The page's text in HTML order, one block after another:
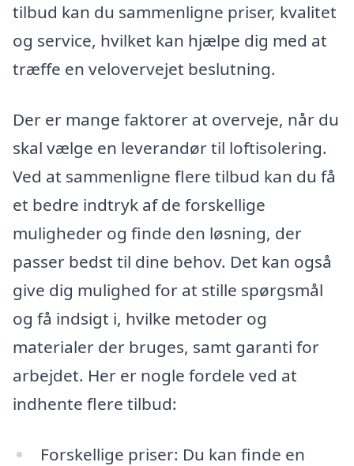
tilbud kan du sammenligne priser, kvalitet
og service, hvilket kan hjælpe dig med at
træffe en velovervejet beslutning.
Der er mange faktorer at overveje, når du
skal vælge en leverandør til loftisolering.
Ved at sammenligne flere tilbud kan du få
et bedre indtryk af de forskellige
muligheder og finde den løsning, der
passer bedst til dine behov. Det kan også
give dig mulighed for at stille spørgsmål
og få indsigt i, hvilke metoder og
materialer der bruges, samt garanti for
arbejdet. Her er nogle fordele ved at
indhente flere tilbud:
Forskellige priser: Du kan finde en